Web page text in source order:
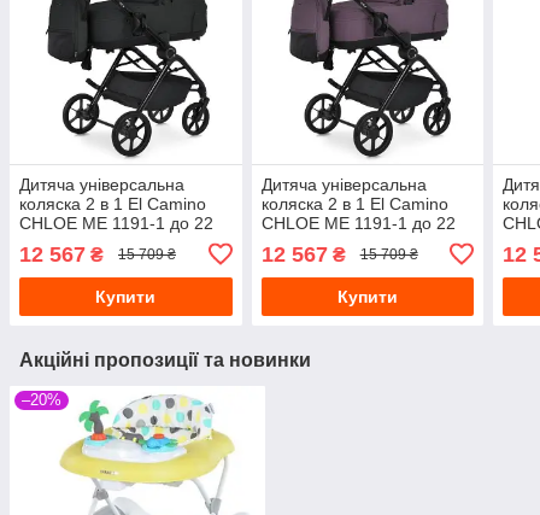
Дитяча універсальна
коляска 2 в 1 El Camino
CHLOE ME 1191-1 до 22
кг, алюмінієва рама, PU-
коліща, аксесуари, чорний
12 567 ₴ 15 709 ₴
Купити
Дитяча універсальна
коляска 2 в 1 El Camino
CHLOE ME 1191-1 до 22
люлька та прогулянковий
блок, бузковий
12 567₴ 15 709 ₴
Купити
12
Акційні пропозиції та новинки
–20%